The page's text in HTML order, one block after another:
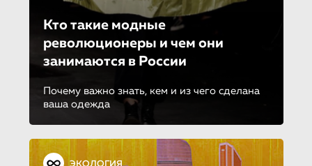
Кто такие модные
революционеры и чем они
занимаются в России
Почему важно знать, кем и из чего сделана
ваша одежда
ЭКОЛОГИЯ